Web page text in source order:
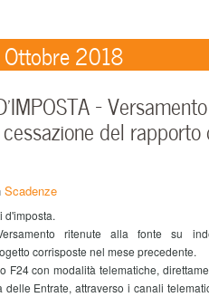
Ottobre 2018
–
del rapporto
Scadenze
d'imposta.
Versamento ritenute alla fonte su
corrisposte nel mese precedente.
F24 con modalità telematiche,
delle Entrate, attraverso i canali